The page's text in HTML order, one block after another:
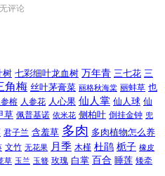
评论
树 七彩细叶龙血树 万年青 三七花 三
角梅 丝叶茅膏菜 丽格秋海棠 丽蚌草 也
参榕 人参花 人心果 仙人掌 仙人球 仙
草 佩普基诺 依米花 侧柏叶 倒挂金钟 兜
君子兰 含羞草 多肉 多肉植物怎么养
文竹 无花果 月季 木槿 杜鹃 栀子 橡皮
草 玉兰 玉簪 玫瑰 白掌 百合 睡莲 矮牵